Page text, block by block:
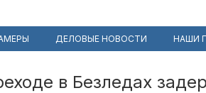
ДЕЛОВЫЕ НОВОСТИ НАШИ
в Безледах